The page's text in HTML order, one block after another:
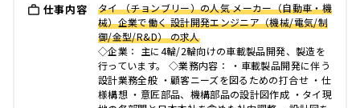
仕事内容
タイ （チョンブリー）の人気 メーカー（自動車・機
械）企業で働く 設計開発エンジニア（機械/電気/制
御/金型/R&D） の求人
◇企業： 主に4輪/2輪向けの車載製品開発、製造を
行っています。 ◇業務内容： ・車載製品開発に伴う
設計業務全般 ・顧客ニーズを図るための打合せ ・仕
様構想 ・意匠部品、機構部品の設計図作成 ・タイ現